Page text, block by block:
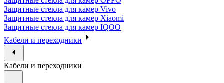
Защитные стекла для камер Vivo
Защитные стекла для камер Xiaomi
Защитные стекла для камер IQOO
Кабели и переходники
Кабели и переходники